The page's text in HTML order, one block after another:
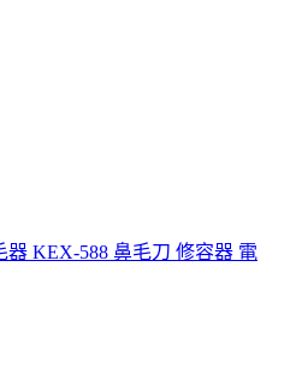
KEX-588 鼻毛刀 修容器 電